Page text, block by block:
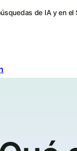
de IA y en el